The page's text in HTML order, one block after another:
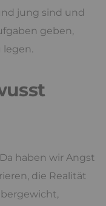
jung sind und
geben,
legen.
haben wir Angst
die Realität